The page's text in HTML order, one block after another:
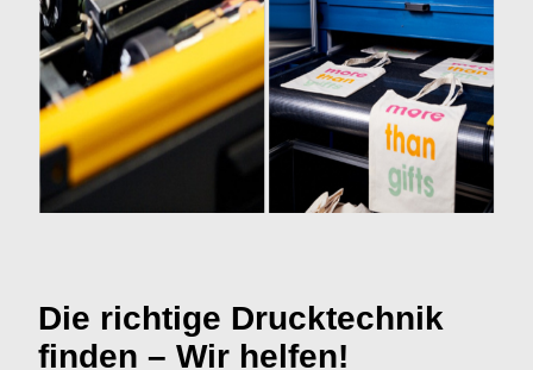
Die richtige Drucktechnik
finden – Wir helfen!